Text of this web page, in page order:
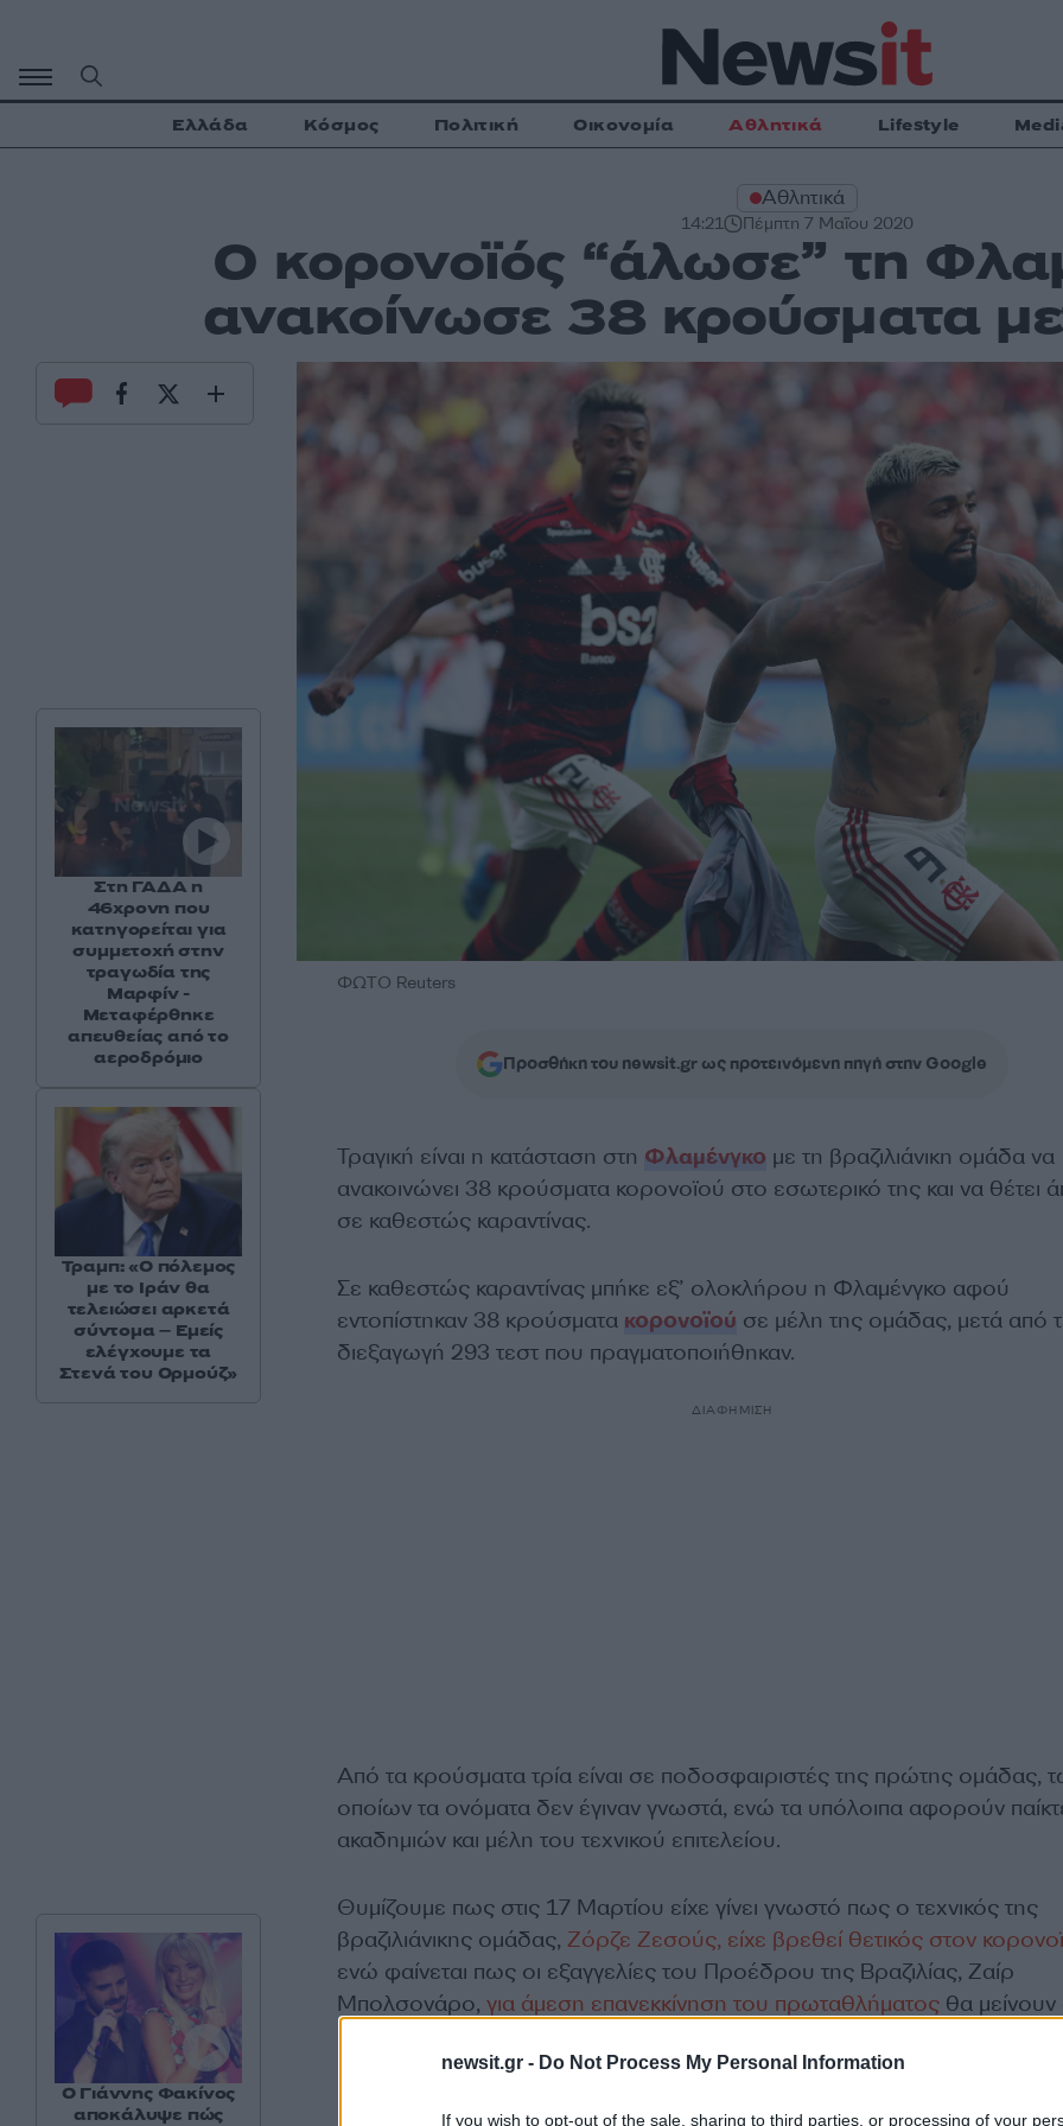
newsit.gr - Do Not Process My Personal Information
If you wish to opt-out of the sale, sharing to third parties, or processing of your
περιεχόμενο
Ελλάδα Κόσμος Πολιτική Οικονομία Αθλητικά Lifestyle
Αθλητικά
14:21 Πέμπτη 7 Μαΐου 2020
Ο κορονοϊός “άλωσε” τη
ανακοίνωσε 38 κρούσματα
ΦΩΤΟ Reuters
Προσθήκη του newsit.gr ως προτεινόμενη πηγή στην Google
Τραγική είναι η κατάσταση στη Φλαμένγκο με τη βραζιλιάνικη ομάδα να
ανακοινώνει 38 κρούσματα κορονοϊού στο εσωτερικό της και να θέτει
σε καθεστώς καραντίνας.
Σε καθεστώς καραντίνας μπήκε εξ’ ολοκλήρου η Φλαμένγκο αφού
εντοπίστηκαν 38 κρούσματα κορονοϊού σε μέλη της ομάδας, μετά από
διεξαγωγή 293 τεστ που πραγματοποιήθηκαν.
ΔΙΑΦΗΜΙΣΗ
Από τα κρούσματα τρία είναι σε ποδοσφαιριστές της πρώτης ομάδας,
οποίων τα ονόματα δεν έγιναν γνωστά, ενώ τα υπόλοιπα αφορούν
ακαδημιών και μέλη του τεχνικού επιτελείου.
Θυμίζουμε πως στις 17 Μαρτίου είχε γίνει γνωστό πως ο τεχνικός της
βραζιλιάνικης ομάδας, Ζόρζε Ζεσούς, είχε βρεθεί θετικός στον
ενώ φαίνεται πως οι εξαγγελίες του Προέδρου της Βραζιλίας, Ζαίρ
Μπολσονάρο, για άμεση επανεκκίνηση του πρωταθλήματοςθα
Στη ΓΑΔΑ η
46χρονη που
κατηγορείται για
συμμετοχή στην
τραγωδία της
Μαρφίν -
Μεταφέρθηκε
απευθείας από το
αεροδρόμιο
Τραμπ: «Ο πόλεμος
με το Ιράν θα
τελειώσει αρκετά
σύντομα – Εμείς
ελέγχουμε τα
Στενά του Ορμούζ»
Ο Γιάννης Φακίνος
αποκάλυψε πώς